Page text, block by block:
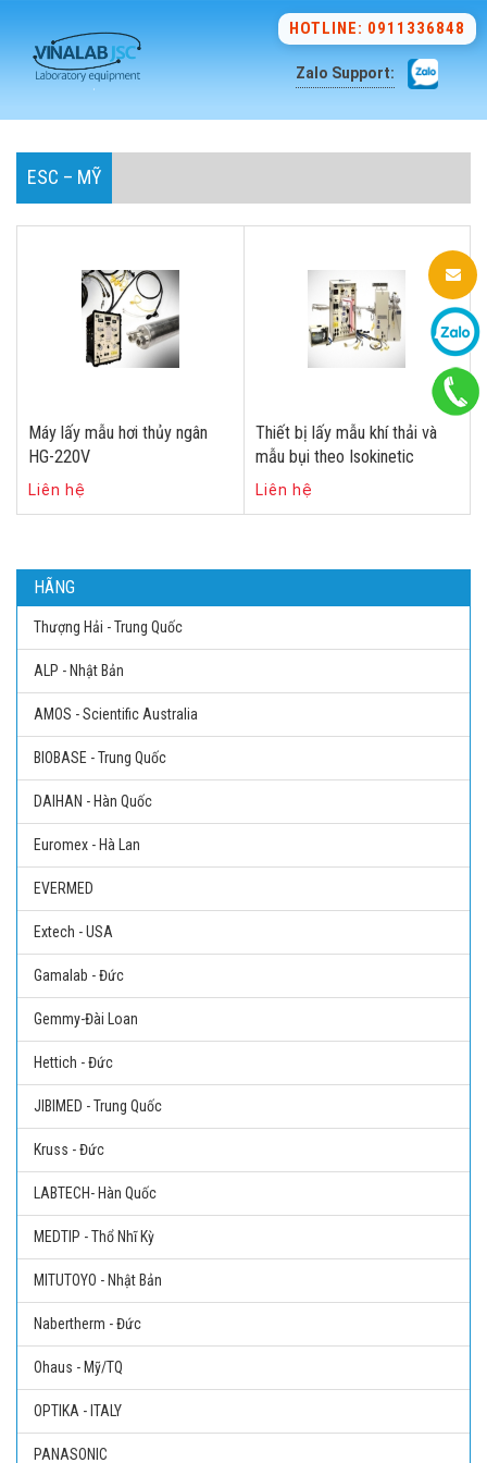
HOTLINE: 0911336848
Zalo Support:
ESC – MỸ
Máy lấy mẫu hơi thủy ngân
HG-220V
Liên hệ
Thiết bị lấy mẫu khí thải và
mẫu bụi theo Isokinetic
Liên hệ
HÃNG
Thượng Hải - Trung Quốc
ALP - Nhật Bản
AMOS - Scientific Australia
BIOBASE - Trung Quốc
DAIHAN - Hàn Quốc
Euromex - Hà Lan
EVERMED
Extech - USA
Gamalab - Đức
Gemmy-Đài Loan
Hettich - Đức
JIBIMED - Trung Quốc
Kruss - Đức
LABTECH- Hàn Quốc
MEDTIP - Thổ Nhĩ Kỳ
MITUTOYO - Nhật Bản
Nabertherm - Đức
Ohaus - Mỹ/TQ
OPTIKA - ITALY
PANASONIC